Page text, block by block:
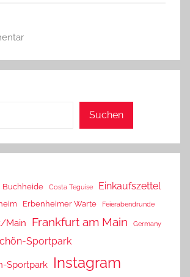
Suchen
Buchheide Costa Teguise Einkaufszettel
Erbenheimer Warte Feierabendrunde
Main Frankfurt am Main Germany
Sportpark
Sportpark Instagram